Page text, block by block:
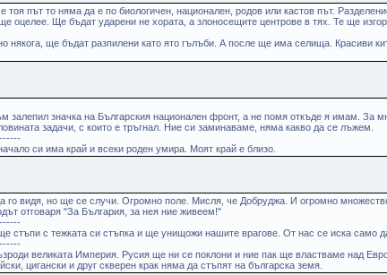
път то няма да е по биологичен, национален, родов или кастов път.
Ще бъдат ударени не хората, а злоносещите центрове в тях. Те ще
някога, ще бъдат разпилени като ято гълъби. А после ще има селища. Красиви
значка на Българския национален фронт, а не помя откъде я имам. За
задачи, с които е тръгнал. Ние си заминаваме, няма какво да се лъжем.
си има край и всеки роден умира. Моят край е близо.
видя, но ще се случи. Огромно поле. Мисля, че Добруджа. И огромно
отговаря "За България, за нея ние живеем!"
стъпи с тежката си стъпка и ще унищожи нашите врагове. От нас се иска само
великата Империя. Русия ще ни се поклони и ние пак ще властваме над
цигански и друг скверен крак няма да стъпят на българска земя.